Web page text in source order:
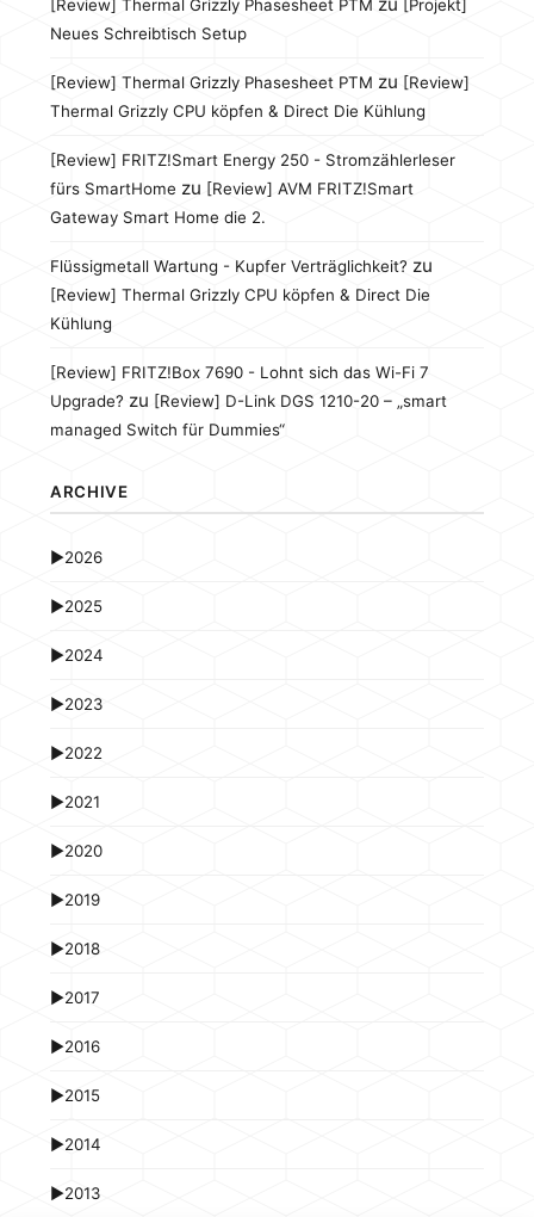
[Review] Thermal Grizzly Phasesheet PTM zu [Projekt]
Neues Schreibtisch Setup
[Review] Thermal Grizzly Phasesheet PTM zu [Review]
Thermal Grizzly CPU köpfen & Direct Die Kühlung
[Review] FRITZ!Smart Energy 250 - Stromzählerleser
fürs SmartHome zu [Review] AVM FRITZ!Smart
Gateway Smart Home die 2.
Flüssigmetall Wartung - Kupfer Verträglichkeit? zu
[Review] Thermal Grizzly CPU köpfen & Direct Die
Kühlung
[Review] FRITZ!Box 7690 - Lohnt sich das Wi-Fi 7
Upgrade? zu [Review] D-Link DGS 1210-20 – „smart
managed Switch für Dummies“
ARCHIVE
►2026
►2025
►2024
►2023
►2022
►2021
►2020
►2019
►2018
►2017
►2016
►2015
►2014
►2013